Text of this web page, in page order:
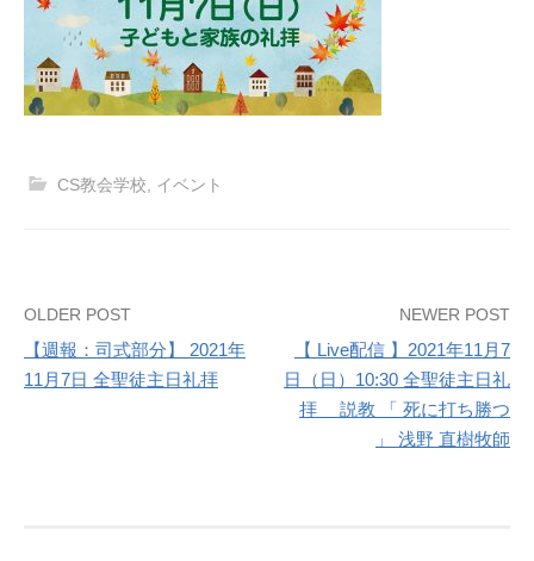
CS教会学校 イベント
Post
navigation
OLDER POST
【週報：司式部分】 2021年
11月7日 全聖徒主日礼拝
NEWER POST
【 Live配信 】2021年11月7
日（日）10:30 全聖徒主日礼
拝 説教 「 死に打ち勝つ
」 浅野 直樹牧師